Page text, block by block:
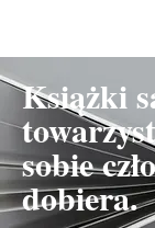
Książki
sobie
dobiera.